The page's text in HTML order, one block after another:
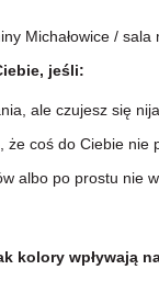
Michałowice / sala
jeśli:
ale czujesz się
że coś do Ciebie nie
albo po prostu nie
kolory wpływają